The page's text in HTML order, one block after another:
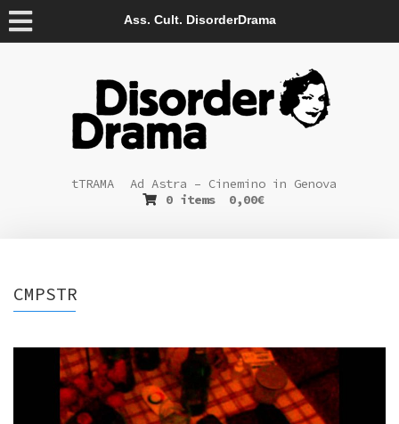
Ass. Cult. DisorderDrama
tTRAMA
Ad Astra – Cinemino in Genova
0 items
0,00€
CMPSTR